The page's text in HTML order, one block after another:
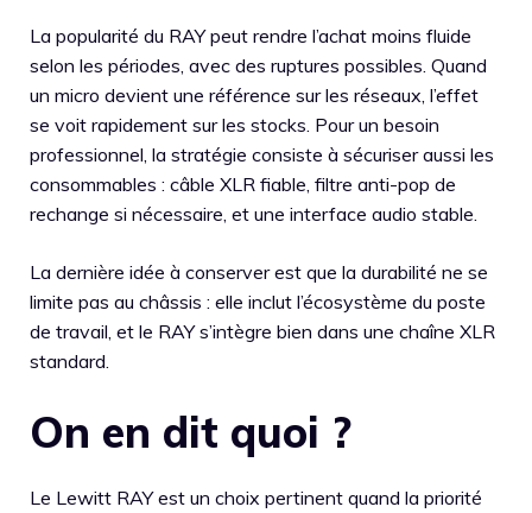
La popularité du RAY peut rendre l’achat moins fluide
selon les périodes, avec des ruptures possibles. Quand
un micro devient une référence sur les réseaux, l’effet
se voit rapidement sur les stocks. Pour un besoin
professionnel, la stratégie consiste à sécuriser aussi les
consommables : câble XLR fiable, filtre anti-pop de
rechange si nécessaire, et une interface audio stable.
La dernière idée à conserver est que la durabilité ne se
limite pas au châssis : elle inclut l’écosystème du poste
de travail, et le RAY s’intègre bien dans une chaîne XLR
standard.
On en dit quoi ?
Le Lewitt RAY est un choix pertinent quand la priorité